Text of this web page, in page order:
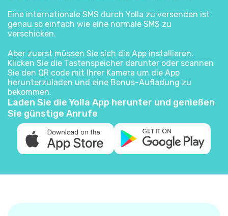
Laden Sie die Yolla App herunter und genießen
Sie günstige Anrufe
Eine internationale SMS durch Yolla zu versenden ist
genau so einfach wie eine normale SMS zu
verschicken.
Aber zuerst müssen Sie sich die App installieren.
Klicken Sie die Tastenspeicher darunter oder scannen
Sie den QR code mit Ihrer Kamera um die App
herunterzuladen und eine Bonus-Aufladung zu
bekommen.